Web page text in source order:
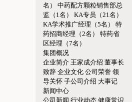
名）
中药配方颗粒销售部总
监（1名）
KA专员（21名）
KA学术推广经理（5名）
特
药招商经理（2名）
特药省
区经理（7名）
集团概况
企业简介 王家成介绍 董事长
致辞 企业文化 公司荣誉 领
导关怀 子公司介绍 大事记
新闻中心
公司新闻 行业动态 健康常识